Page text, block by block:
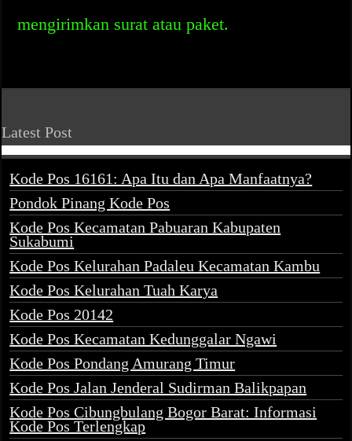
mengirimkan surat atau paket.
Latest Post
Kode Pos 16161: Apa Itu dan Apa Manfaatnya?
Pondok Pinang Kode Pos
Kode Pos Kecamatan Pabuaran Kabupaten
Sukabumi
Kode Pos Kelurahan Padaleu Kecamatan Kambu
Kode Pos Kelurahan Tuah Karya
Kode Pos 20142
Kode Pos Kecamatan Kedunggalar Ngawi
Kode Pos Pondang Amurang Timur
Kode Pos Jalan Jenderal Sudirman Balikpapan
Kode Pos Cibungbulang Bogor Barat: Informasi
Kode Pos Terlengkap